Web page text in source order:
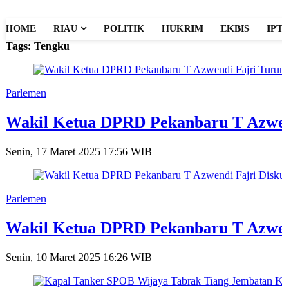
HOME RIAU POLITIK HUKRIM EKBIS
Tags: Tengku
Parlemen
Wakil Ketua DPRD Pekanbaru T
Senin, 17 Maret 2025 17:56 WIB
Parlemen
Wakil Ketua DPRD Pekanbaru T
Senin, 10 Maret 2025 16:26 WIB